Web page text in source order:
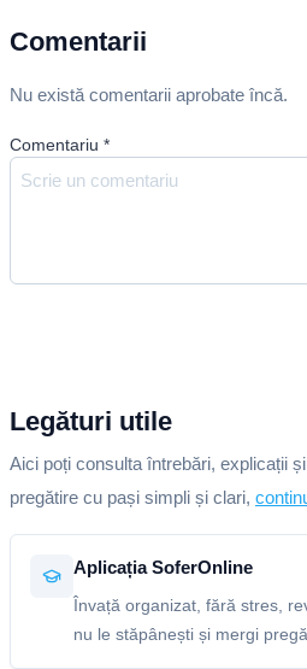
Comentarii
Nu există comentarii aprobate încă.
Comentariu *
Legături utile
Aici poți consulta întrebări, explicații
pregătire cu pași simpli și clari,
Aplicația SoferOnline
Învață organizat, fără stres,
nu le stăpânești și mergi